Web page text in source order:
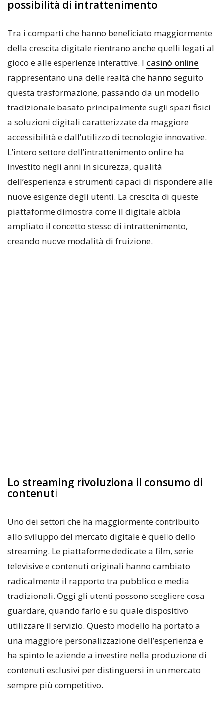
possibilità di intrattenimento
Tra i comparti che hanno beneficiato maggiormente
della crescita digitale rientrano anche quelli legati al
gioco e alle esperienze interattive. I casinò online
rappresentano una delle realtà che hanno seguito
questa trasformazione, passando da un modello
tradizionale basato principalmente sugli spazi fisici
a soluzioni digitali caratterizzate da maggiore
accessibilità e dall’utilizzo di tecnologie innovative.
L’intero settore dell’intrattenimento online ha
investito negli anni in sicurezza, qualità
dell’esperienza e strumenti capaci di rispondere alle
nuove esigenze degli utenti. La crescita di queste
piattaforme dimostra come il digitale abbia
ampliato il concetto stesso di intrattenimento,
creando nuove modalità di fruizione.
Lo streaming rivoluziona il consumo di
contenuti
Uno dei settori che ha maggiormente contribuito
allo sviluppo del mercato digitale è quello dello
streaming. Le piattaforme dedicate a film, serie
televisive e contenuti originali hanno cambiato
radicalmente il rapporto tra pubblico e media
tradizionali. Oggi gli utenti possono scegliere cosa
guardare, quando farlo e su quale dispositivo
utilizzare il servizio. Questo modello ha portato a
una maggiore personalizzazione dell’esperienza e
ha spinto le aziende a investire nella produzione di
contenuti esclusivi per distinguersi in un mercato
sempre più competitivo.